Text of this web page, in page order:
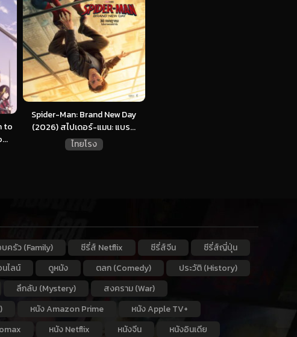
to
Spider-Man: Brand New Day
(2026) สไปเดอร์-แมน: แบร...
ไทยโรง
ครัว (Family) ซีรี่ส์ Netflix ซีรี่ส์จีน
ซีรี่ส์ญี่ปุ่น
ไลน์ ดูหนัง ตลก (Comedy)
ประวัติ (History)
ลึกลับ (Mystery)
สงคราม (War)
หนัง Amazon Prime
หนัง Apple TV+
หนัง Netflix หนังจีน
หนังอินเดีย